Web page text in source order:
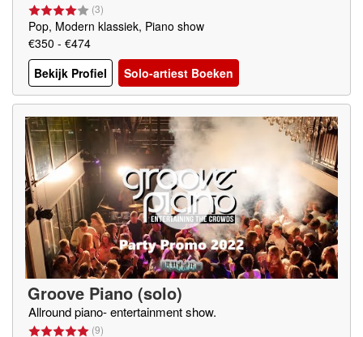
(3)
Pop, Modern klassiek, Piano show
€350 - €474
Bekijk Profiel
Solo-artiest Boeken
Groove Piano (solo)
Allround piano- entertainment show.
(9)